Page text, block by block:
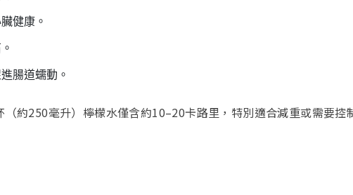
健康。
腸道蠕動。
約250毫升）檸檬水僅含約10–20卡路里，特別適合減重或需要控